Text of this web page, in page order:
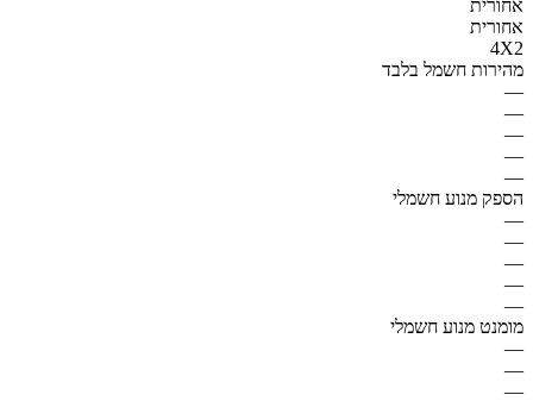
אחורית
אחורית
4X2
מהירות חשמל בלבד
—
—
—
—
—
הספק מנוע חשמלי
—
—
—
—
—
מומנט מנוע חשמלי
—
—
—